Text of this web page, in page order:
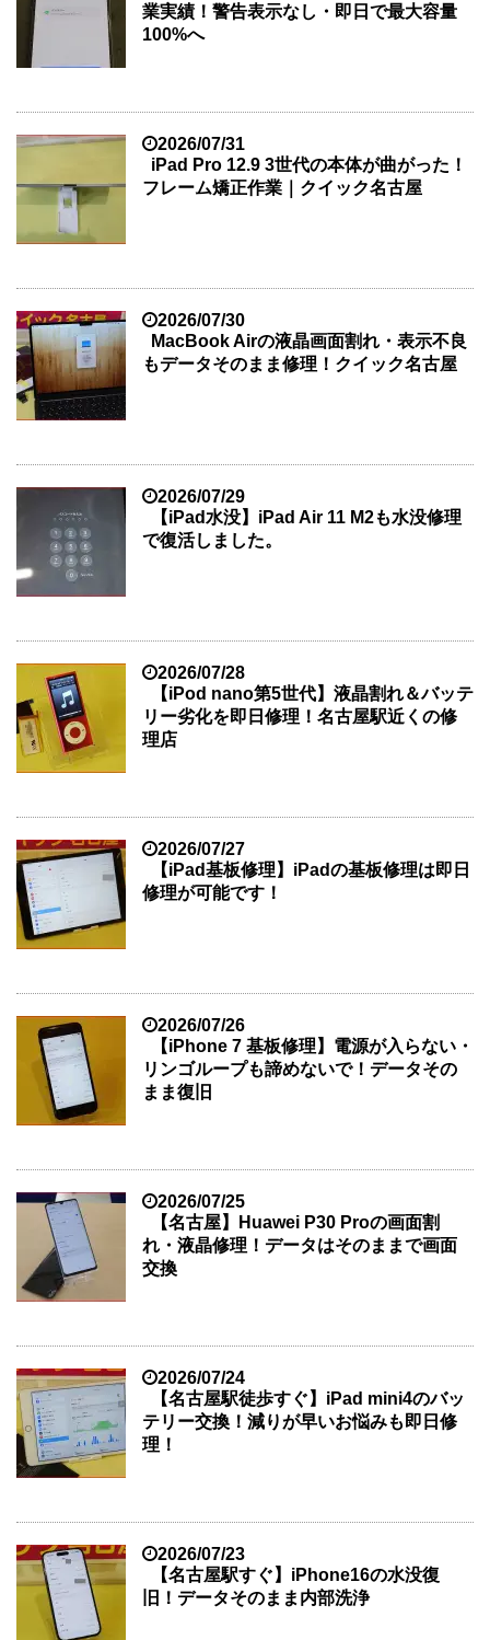
業実績！警告表示なし・即日で最大容量
100%へ
2026/07/31
iPad Pro 12.9 3世代の本体が曲がった！
フレーム矯正作業｜クイック名古屋
2026/07/30
MacBook Airの液晶画面割れ・表示不良
もデータそのまま修理！クイック名古屋
2026/07/29
【iPad水没】iPad Air 11 M2も水没修理
で復活しました。
2026/07/28
【iPod nano第5世代】液晶割れ＆バッテ
リー劣化を即日修理！名古屋駅近くの修
理店
2026/07/27
【iPad基板修理】iPadの基板修理は即日
修理が可能です！
2026/07/26
【iPhone 7 基板修理】電源が入らない・
リンゴループも諦めないで！データその
まま復旧
2026/07/25
【名古屋】Huawei P30 Proの画面割
れ・液晶修理！データはそのままで画面
交換
2026/07/24
【名古屋駅徒歩すぐ】iPad mini4のバッ
テリー交換！減りが早いお悩みも即日修
理！
2026/07/23
【名古屋駅すぐ】iPhone16の水没復
旧！データそのまま内部洗浄